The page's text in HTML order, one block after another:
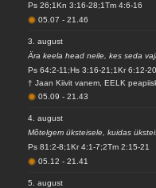
Ps 26;1Kn 3:16-28;1Tm 4:6-16
05.07-21.46
3. august
Ära keela head neile, kes seda
Ps 64:2-11;Hs 3:16-21;1Kr 6:12-20
† Jaan Kiivit vanem, EELK
05.09-21.43
4. august
Mõtelgem üksteisele, kuidas
Ps 81:2-8;1Kr 4:1-7;2Tm 2:15-21
05.12-21.41
5. august